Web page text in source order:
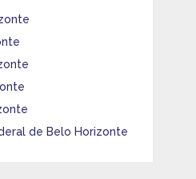
de Belo Horizonte